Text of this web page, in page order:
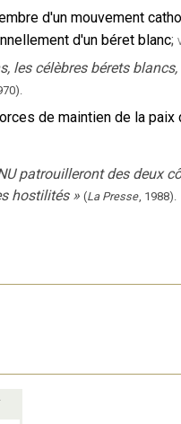
d'un mouvement
d'un béret blanc;
les célèbres bérets blancs,
de maintien de la paix
patrouilleront des deux
hostilités » (La Presse, 1988).